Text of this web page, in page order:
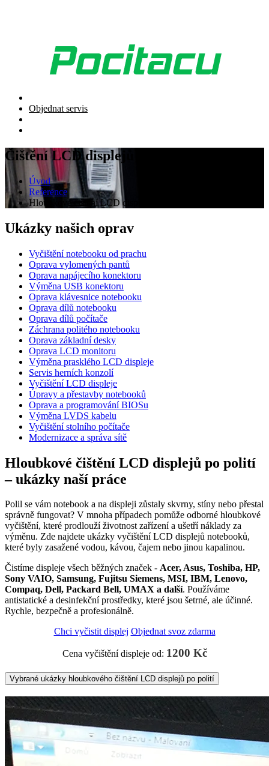
Objednat servis
Čištění LCD displejů
Úvod
Reference
Hloubkové čištění LCD displeje po polití
Ukázky našich oprav
Vyčištění notebooku od prachu
Oprava vylomených pantů
Oprava napájecího konektoru
Výměna USB konektoru
Oprava klávesnice notebooku
Oprava dílů notebooku
Oprava dílů počítače
Záchrana politého notebooku
Oprava základní desky
Oprava LCD monitoru
Výměna prasklého LCD displeje
Servis herních konzolí
Vyčištění LCD displeje
Úpravy a přestavby notebooků
Oprava a programování BIOSu
Výměna LVDS kabelu
Vyčištění stolního počítače
Modernizace a správa sítě
Hloubkové čištění LCD displejů po polití
– ukázky naší práce
Polil se vám notebook a na displeji zůstaly skvrny, stíny nebo přestal
správně fungovat? V mnoha případech pomůže odborné hloubkové
vyčištění, které prodlouží životnost zařízení a ušetří náklady za
výměnu. Zde najdete ukázky vyčištění LCD displejů notebooků,
které byly zasažené vodou, kávou, čajem nebo jinou kapalinou.
Čistíme displeje všech běžných značek - Acer, Asus, Toshiba, HP,
Sony VAIO, Samsung, Fujitsu Siemens, MSI, IBM, Lenovo,
Compaq, Dell, Packard Bell, UMAX a další. Používáme
antistatické a desinfekční prostředky, které jsou šetrné, ale účinné.
Rychle, bezpečně a profesionálně.
Chci vyčistit displej Objednat svoz zdarma
Cena vyčištění displeje od: 1200 Kč
Vybrané ukázky hloubkového čištění LCD displejů po polití